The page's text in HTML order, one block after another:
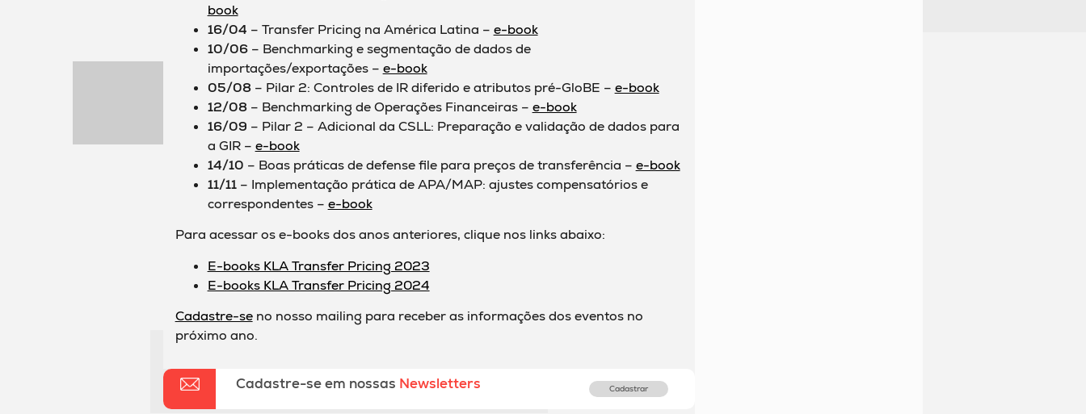
book
16/04 – Transfer Pricing na América Latina – e-book
10/06– Benchmarking e segmentação de dados de
importações/exportações – e-book
05/08– Pilar 2: Controles de IR diferido e atributos pré-GloBE – e-book
12/08– Benchmarking de Operações Financeiras – e-book
16/09 – Pilar 2 – Adicional da CSLL: Preparação e validação de dados para
a GIR – e-book
14/10 – Boas práticas de defense file para preços de transferência – e-book
11/11– Implementação prática de APA/MAP: ajustes compensatórios e
correspondentes – e-book
Para acessar os e-books dos anos anteriores, clique nos links abaixo:
E-books KLA Transfer Pricing 2023
E-books KLA Transfer Pricing 2024
Cadastre-seno nosso mailing para receber as informações dos eventos no
próximo ano.
Cadastre-se em nossas Newsletters Cadastrar